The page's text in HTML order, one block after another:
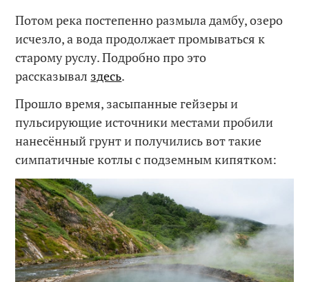
Потом река постепенно размыла дамбу, озеро
исчезло, а вода продолжает промываться к
старому руслу. Подробно про это
рассказывал здесь.
Прошло время, засыпанные гейзеры и
пульсирующие источники местами пробили
нанесённый грунт и получились вот такие
симпатичные котлы с подземным кипятком: